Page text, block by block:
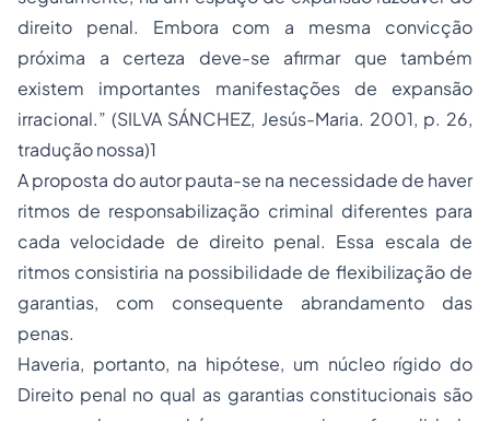
direito penal. Embora com a mesma convicção
próxima a certeza deve-se afirmar que também
existem importantes manifestações de expansão
irracional.” (SILVA SÁNCHEZ, Jesús-Maria. 2001, p. 26,
tradução nossa)1
A proposta do autor pauta-se na necessidade de haver
ritmos de responsabilização criminal diferentes para
cada velocidade de direito penal. Essa escala de
ritmos consistiria na possibilidade de flexibilização de
garantias, com consequente abrandamento das
penas.
Haveria, portanto, na hipótese, um núcleo rígido do
Direito penal no qual as garantias constitucionais são